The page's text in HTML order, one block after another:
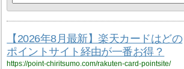
【2026年8月最新】楽天カードはどの
ポイントサイト経由が一番お得？
https://point-chiritsumo.com/rakuten-card-pointsite/